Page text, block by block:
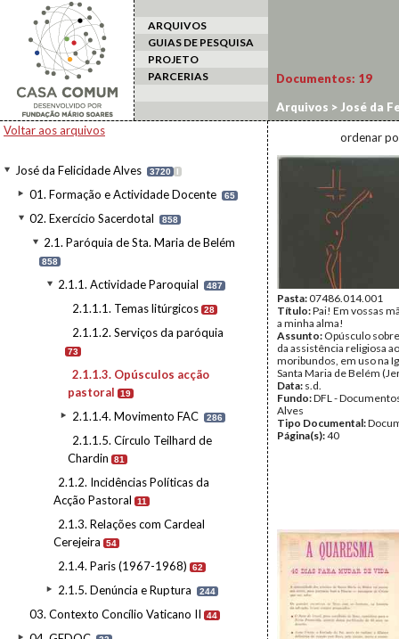
ARQUIVOS
GUIAS DE PESQUISA
PROJETO
PARCERIAS
Voltar aos arquivos
José da Felicidade Alves 3720 I
01. Formação e Actividade Docente 65
02. Exercício Sacerdotal 858
2.1. Paróquia de Sta. Maria de Belém
858
2.1.1. Actividade Paroquial 487
2.1.1.1. Temas litúrgicos 28
2.1.1.2. Serviços da paróquia
73
2.1.1.3. Opúsculos acção
pastoral
19
2.1.1.4. Movimento FAC 286
2.1.1.5. Círculo Teilhard de
Chardin
81
2.1.2. Incidências Políticas da
Acção Pastoral
11
2.1.3. Relações com Cardeal
Cerejeira
54
2.1.4. Paris (1967-1968) 62
2.1.5. Denúncia e Ruptura 244
03. Contexto Concílio Vaticano II 44
Documentos: 19
Arquivos > José da
2.1.1. Actividade
ordenar
Pasta:07486.014.001
Título:Pai! Em vossas
a minha alma!
Assunto: Opúsculo
da assistência religiosa
moribundos, em uso na
Santa Maria de Belém
Data: s.d.
Fundo:DFL -
Alves
Tipo Documental:
Página(s):40